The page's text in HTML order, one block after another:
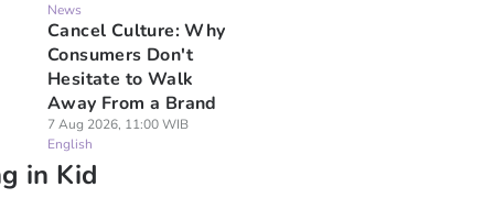
News
Cancel Culture: Why
Consumers Don't
Hesitate to Walk
Away From a Brand
7 Aug 2026, 11:00 WIB
English
in Kid